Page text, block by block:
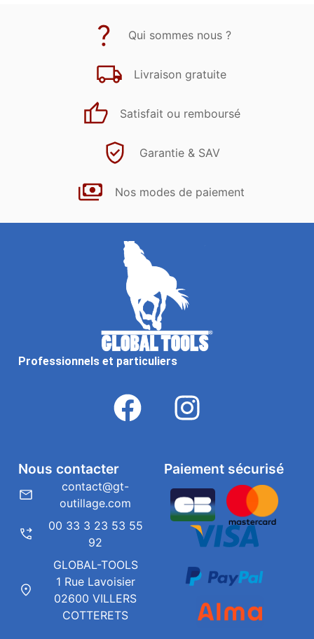
Qui sommes nous ?
Livraison gratuite
Satisfait ou remboursé
Garantie & SAV
Nos modes de paiement
Professionnels et particuliers
Paiement sécurisé
Nous contacter
contact@gt-
outillage.com
00 33 3 23 53 55
92
GLOBAL-TOOLS
1 Rue Lavoisier
02600 VILLERS
COTTERETS